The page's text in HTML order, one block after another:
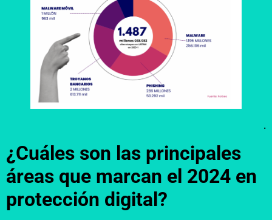
.
¿Cuáles son las principales
áreas que marcan el 2024 en
protección digital?